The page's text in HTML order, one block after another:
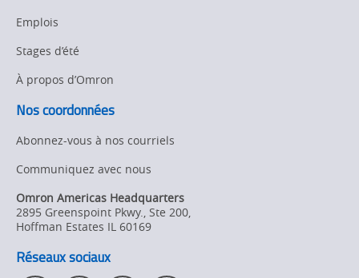
Emplois
Stages d’été
À propos d’Omron
Nos coordonnées
Abonnez-vous à nos courriels
Communiquez avec nous
Omron Americas Headquarters
2895 Greenspoint Pkwy., Ste 200,
Hoffman Estates IL 60169
Réseaux sociaux